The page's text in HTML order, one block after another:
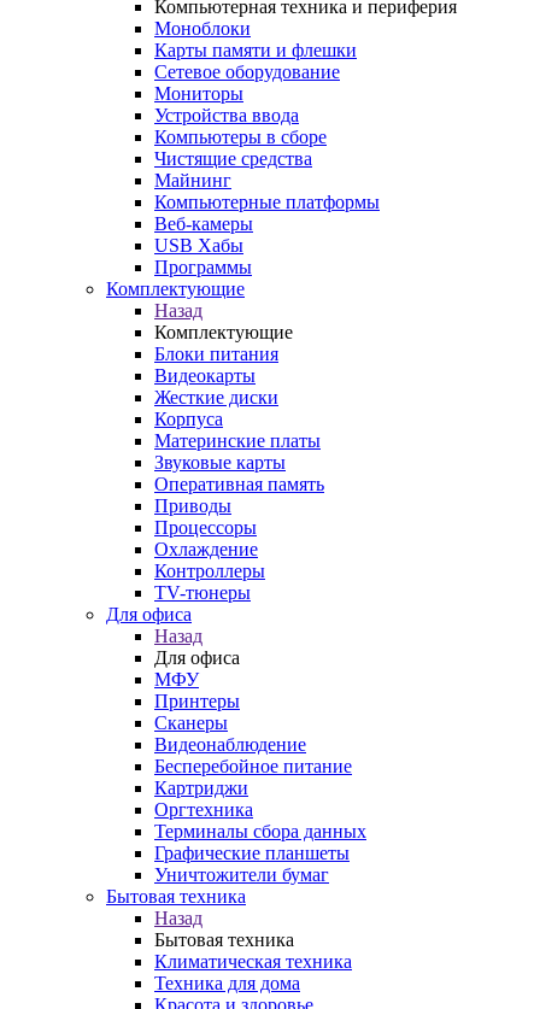
Компьютерная техника и периферия
Моноблоки
Карты памяти и флешки
Сетевое оборудование
Мониторы
Устройства ввода
Компьютеры в сборе
Чистящие средства
Майнинг
Компьютерные платформы
Веб-камеры
USB Хабы
Программы
Комплектующие
Назад
Комплектующие
Блоки питания
Видеокарты
Жесткие диски
Корпуса
Материнские платы
Звуковые карты
Оперативная память
Приводы
Процессоры
Охлаждение
Контроллеры
TV-тюнеры
Для офиса
Назад
Для офиса
МФУ
Принтеры
Сканеры
Видеонаблюдение
Бесперебойное питание
Картриджи
Оргтехника
Терминалы сбора данных
Графические планшеты
Уничтожители бумаг
Бытовая техника
Назад
Бытовая техника
Климатическая техника
Техника для дома
Красота и здоровье